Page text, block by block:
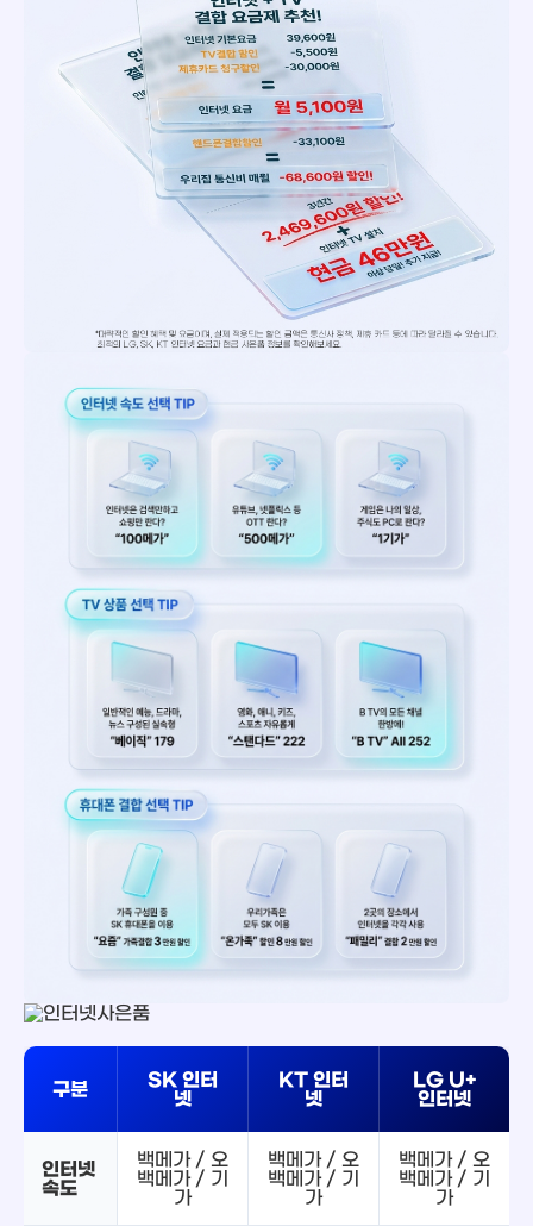
구분
SK 인터
넷
KT 인터
넷
LG U+
인터넷
인터넷
속도
백메가 / 오
백메가 / 기
가
백메가 / 오
백메가 / 기
가
백메가 / 오
백메가 / 기
가